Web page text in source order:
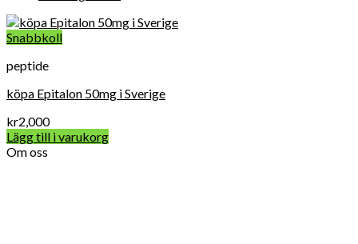
Snabbkoll
peptide
köpa Epitalon 50mg i Sverige
kr2,000
Lägg till i varukorg
Om oss